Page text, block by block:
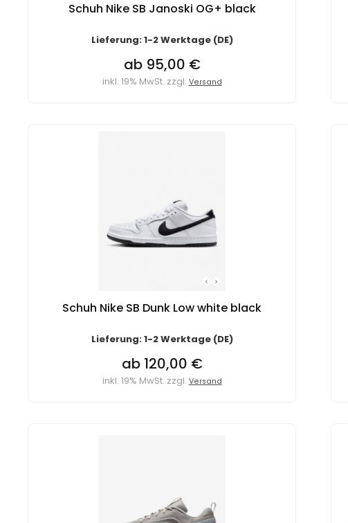
Schuh Nike SB Janoski OG+ black
Lieferung: 1-2 Werktage (DE)
ab 95,00 €
inkl. 19% MwSt. zzgl. Versand
Schuh Nike SB Dunk Low white black
Lieferung: 1-2 Werktage (DE)
ab 120,00 €
inkl. 19% MwSt. zzgl. Versand